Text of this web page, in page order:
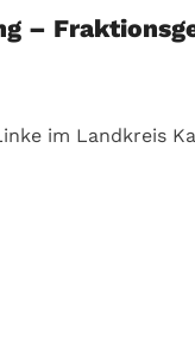
–
im Landkreis